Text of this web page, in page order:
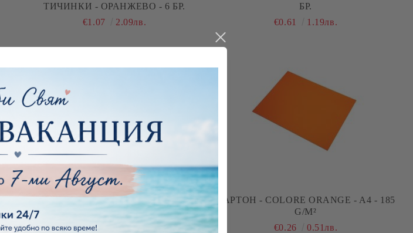
ТИЧИНКИ - ОРАНЖЕВО - 6 БР.
€1.07
2.09лв.
БР.
€0.61
1.19лв.
ДЕКОРАТИВНИ КЛОНКИ С ОРАНЖЕВО-
ЧЕРВЕНИ ПЛОДЧЕТА - 50 БР.
€1.79
КАРТОН - COLORE ORANGE - A4 - 185
G/M²
€0.26
0.51лв.